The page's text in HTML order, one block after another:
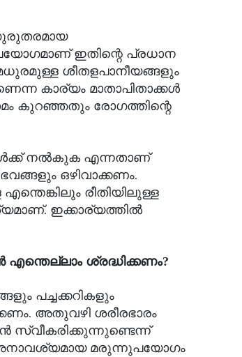
ഗുരുതരമായ
ഇതിന്റെ പ്രധാന
ശീതളപാനീയങ്ങളും
കാര്യം മാതാപിതാക്കൾ
കുറഞ്ഞതും രോഗത്തിന്റെ
നൽകുക എന്നതാണ്
ഒഴിവാക്കണം.
രീതിയിലുള്ള
ഇക്കാര്യത്തിൽ
ശ്രദ്ധിക്കണം?
പച്ചക്കറികളും
അതുവഴി ശരീരഭാരം
സ്വീകരിക്കുന്നുണ്ടെന്ന്
അനാവശ്യമായ മരുന്നുപയോഗം